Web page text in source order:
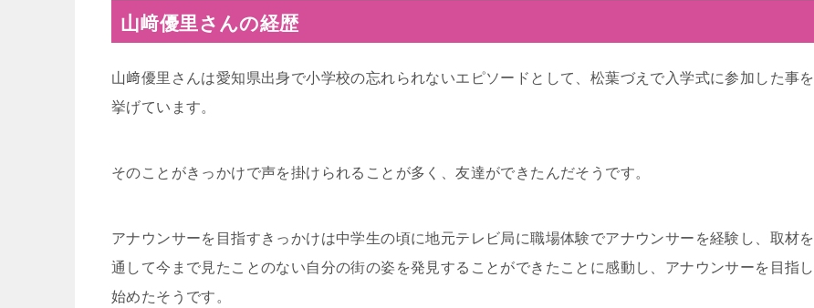
山﨑優里さんの経歴
山﨑優里さんは愛知県出身で小学校の忘れられないエピソードとして、松葉づえで入学式に参加した事を
挙げています。
そのことがきっかけで声を掛けられることが多く、友達ができたんだそうです。
アナウンサーを目指すきっかけは中学生の頃に地元テレビ局に職場体験でアナウンサーを経験し、取材を
通して今まで見たことのない自分の街の姿を発見することができたことに感動し、アナウンサーを目指し
始めたそうです。